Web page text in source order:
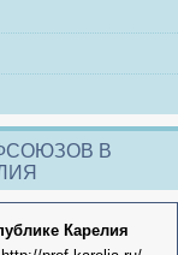
В
Карелия